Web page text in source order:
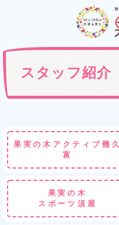
スタッフ紹介
果実の木アクティブ幾久
富
果実の木
スポーツ須屋